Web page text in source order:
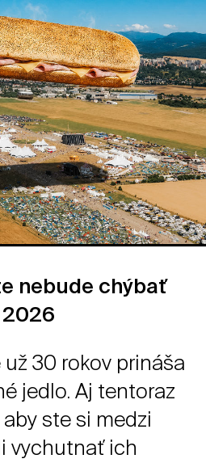
nebude chýbať
2026
30 rokov prináša
jedlo. Aj tentoraz
ste si medzi
vychutnať ich